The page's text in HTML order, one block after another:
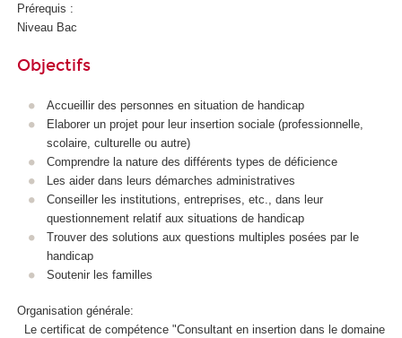
S
a
t
Prérequis :
Niveau Bac
Objectifs
Accueillir des personnes en situation de handicap
Elaborer un projet pour leur insertion sociale (professionnelle,
scolaire, culturelle ou autre)
Comprendre la nature des différents types de déficience
Les aider dans leurs démarches administratives
Conseiller les institutions, entreprises, etc., dans leur
questionnement relatif aux situations de handicap
Trouver des solutions aux questions multiples posées par le
handicap
Soutenir les familles
Organisation générale:
Le certificat de compétence "Consultant en insertion dans le domaine